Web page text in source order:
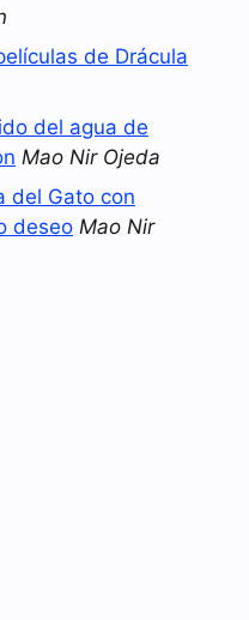
de Drácula
del agua de
Mao Nir Ojeda
del Gato con
deseo Mao Nir